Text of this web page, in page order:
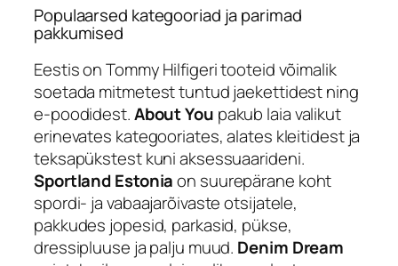
Populaarsed kategooriad ja parimad
pakkumised
Eestis on Tommy Hilfigeri tooteid võimalik
soetada mitmetest tuntud jaekettidest ning
e-poodidest.About You pakub laia valikut
erinevates kategooriates, alates kleitidest ja
teksapükstest kuni aksessuaarideni.
Sportland Estoniaon suurepärane koht
spordi- ja vabaajarõivaste otsijatele,
pakkudes jopesid, parkasid, pükse,
dressipluuse ja palju muud. Denim Dream